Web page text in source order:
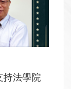
持法學院